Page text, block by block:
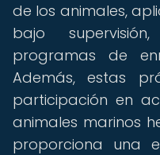
de los animales,
bajo
programas de
Además, estas
participación en
animales marinos
proporciona una